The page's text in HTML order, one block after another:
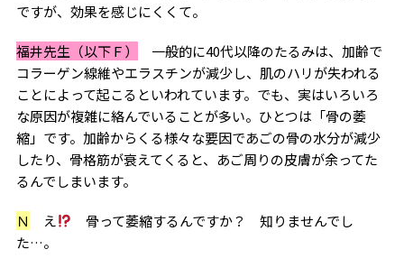
ですが、効果を感じにくくて。
福井先生（以下Ｆ）
一般的に40代以降のたるみは、加齢で
コラーゲン線維やエラスチンが減少し、肌のハリが失われる
ことによって起こるといわれています。でも、実はいろいろ
な原因が複雑に絡んでいることが多い。ひとつは「骨の萎
縮」です。加齢からくる様々な要因であごの骨の水分が減少
したり、骨格筋が衰えてくると、あご周りの皮膚が余ってた
るんでしまいます。
Ｎ え
骨って萎縮するんですか？ 知りませんでし
た…。